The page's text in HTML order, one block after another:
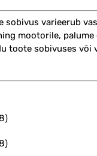
sobivus varieerub
mootorile, palume
toote sobivuses või